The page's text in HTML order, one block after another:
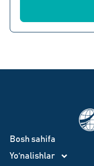
Bosh sahifa
Yo‘nalishlar